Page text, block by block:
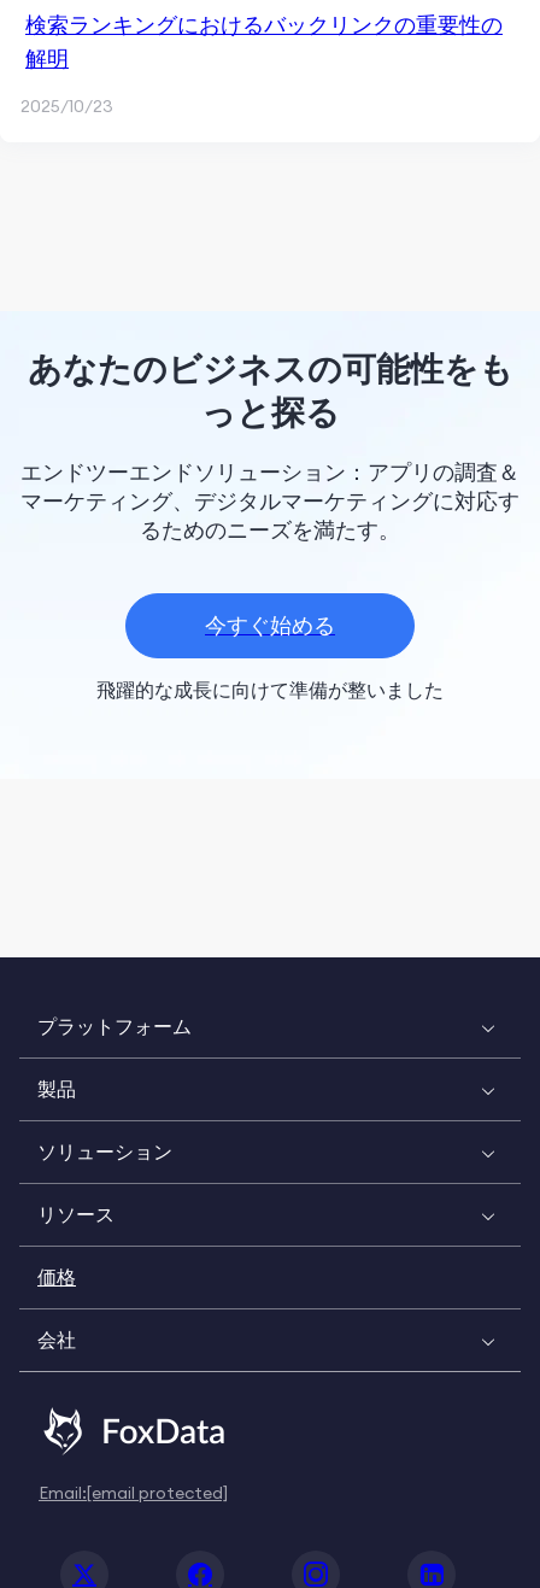
検索ランキングにおけるバックリンクの重要性の
解明
2025/10/23
あなたのビジネスの可能性をも
っと探る
エンドツーエンドソリューション：アプリの調査＆
マーケティング、デジタルマーケティングに対応す
るためのニーズを満たす。
今すぐ始める
飛躍的な成長に向けて準備が整いました
プラットフォーム
製品
ソリューション
リソース
価格
会社
Email:[email protected]